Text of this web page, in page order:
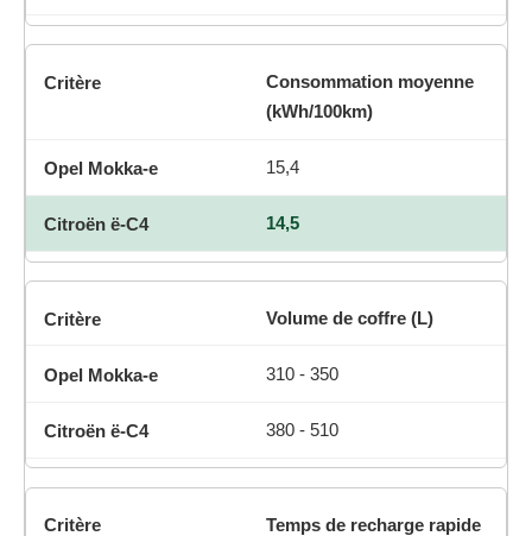
Consommation moyenne
(kWh/100km)
15,4
14,5
Volume de coffre (L)
310 - 350
380 - 510
Temps de recharge rapide